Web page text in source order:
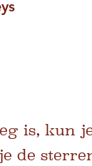
is, kun
de